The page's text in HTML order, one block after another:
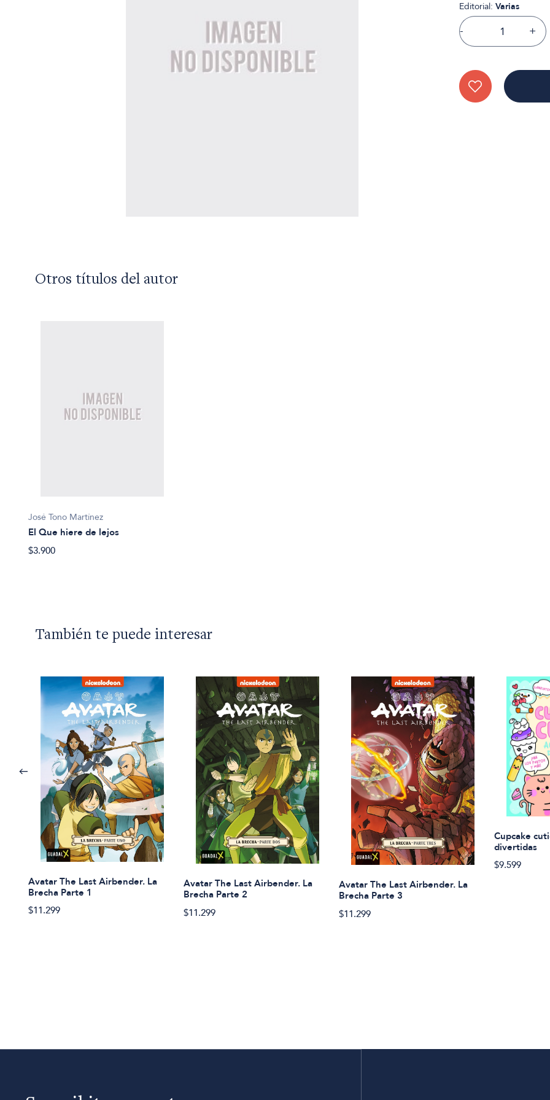
Editorial: Varias
- +
Otros títulos del autor
José Tono Martínez
El Que hiere de lejos
$3.900
También te puede interesar
Avatar The Last Airbender. La
Brecha Parte 1
$11.299
Avatar The Last Airbender. La
Brecha Parte 2
$11.299
Avatar The Last Airbender. La
Brecha Parte 3
$11.299
Cupcake
divertidas
$9.599